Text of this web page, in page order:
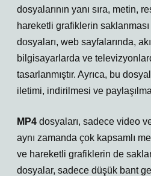
dosyalarının yanı sıra, metin,
hareketli grafiklerin saklanması
dosyaları, web sayfalarında,
bilgisayarlarda ve
tasarlanmıştır. Ayrıca, bu
iletimi, indirilmesi ve
MP4 dosyaları, sadece video
aynı zamanda çok kapsamlı
ve hareketli grafiklerin de
dosyalar, sadece düşük bant